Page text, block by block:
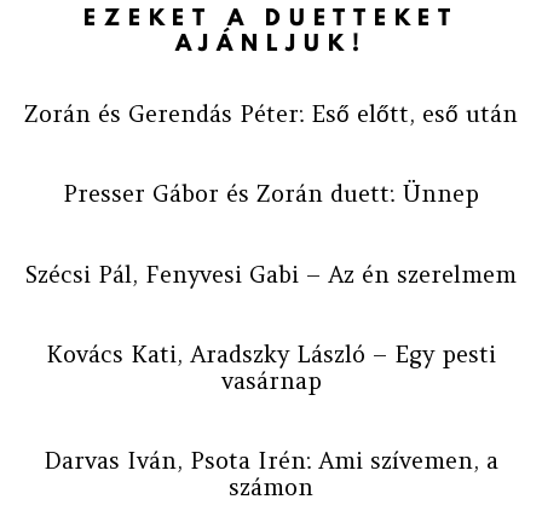
EZEKET A DUETTEKET
AJÁNLJUK!
Zorán és Gerendás Péter: Eső előtt, eső után
Presser Gábor és Zorán duett: Ünnep
Szécsi Pál, Fenyvesi Gabi – Az én szerelmem
Kovács Kati, Aradszky László – Egy pesti
vasárnap
Darvas Iván, Psota Irén: Ami szívemen, a
számon